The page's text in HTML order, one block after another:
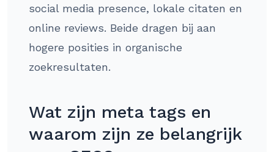
social media presence, lokale citaten en
online reviews. Beide dragen bij aan
hogere posities in organische
zoekresultaten.
Wat zijn meta tags en
waarom zijn ze belangrijk